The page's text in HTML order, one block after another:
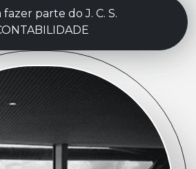
fazer parte do J. C. S.